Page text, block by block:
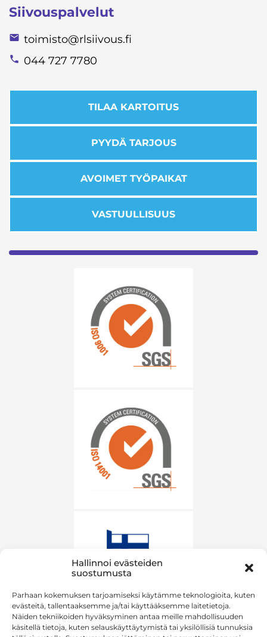
Hallinnoi evästeiden
suostumusta
Parhaan kokemuksen tarjoamiseksi käytämme teknologioita, kuten
evästeitä, tallentaaksemme ja/tai käyttääksemme laitetietoja.
Näiden tekniikoiden hyväksyminen antaa meille mahdollisuuden
käsitellä tietoja, kuten selauskäyttäytymistä tai yksilöllisiä tunnuksia
Siivouspalvelut
toimisto@rlsiivous.fi
044 727 7780
TILAA KARTOITUS
PYYDÄ TARJOUS
AVOIMET TYÖPAIKAT
VASTUULLISUUS